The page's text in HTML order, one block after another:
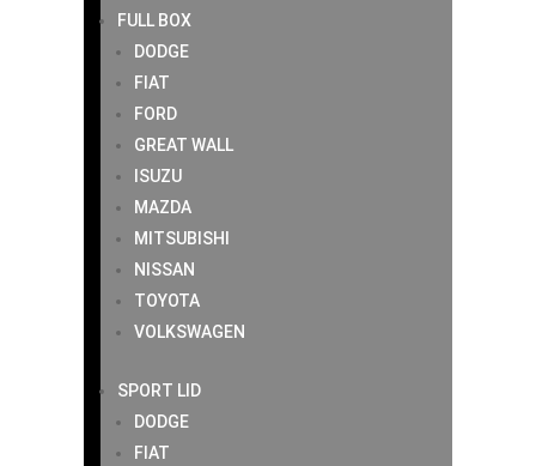
FULL BOX
DODGE
FIAT
FORD
GREAT WALL
ISUZU
MAZDA
MITSUBISHI
NISSAN
TOYOTA
VOLKSWAGEN
SPORT LID
DODGE
FIAT